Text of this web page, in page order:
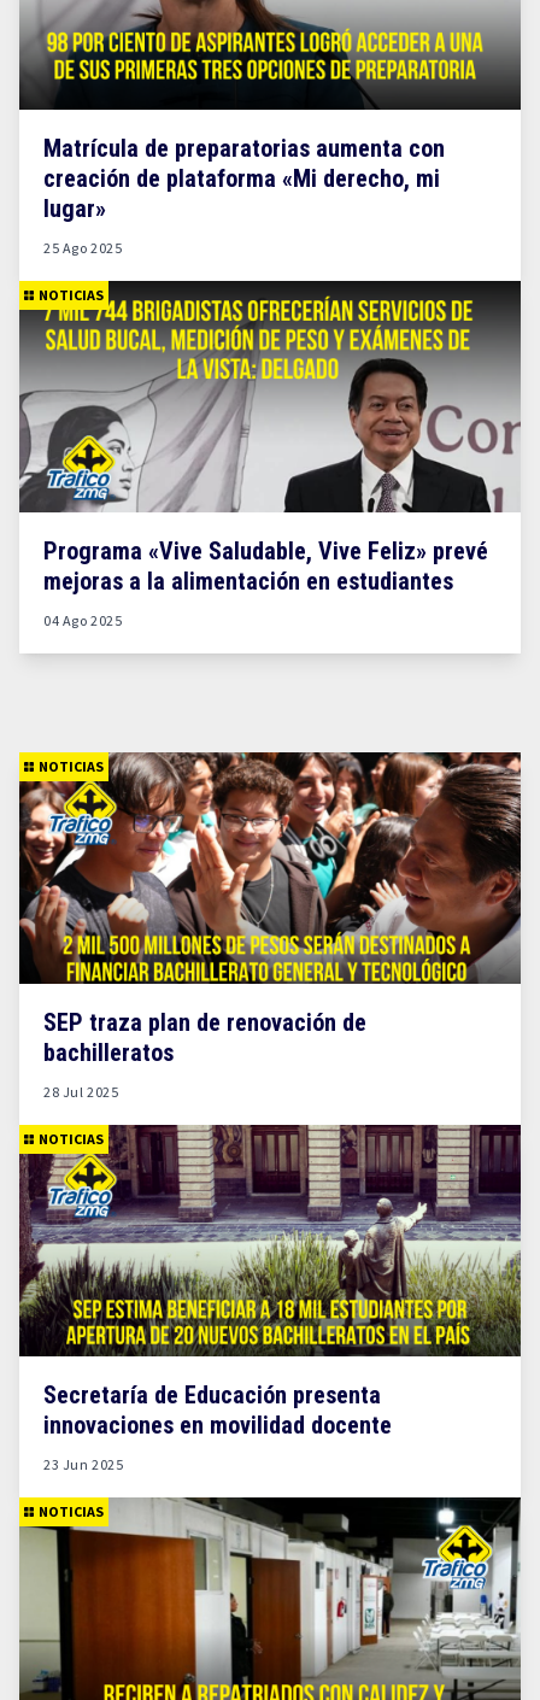
Matrícula de preparatorias aumenta con
creación de plataforma «Mi derecho, mi
lugar»
25 Ago 2025
NOTICIAS
Programa «Vive Saludable, Vive Feliz» prevé
mejoras a la alimentación en estudiantes
04 Ago 2025
NOTICIAS
SEP traza plan de renovación de
bachilleratos
28 Jul 2025
NOTICIAS
Secretaría de Educación presenta
innovaciones en movilidad docente
23 Jun 2025
NOTICIAS